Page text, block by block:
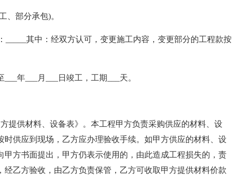
、部分承包)。
_____其中：经双方认可，变更施工内容，变更部分的工程款按
年___月___日竣工，工期___天。
提供材料、设备表》。本工程甲方负责采购供应的材料、设
供应到现场，乙方应办理验收手续。如甲方供应的材料、设
方书面提出，甲方仍表示使用的，由此造成工程损失的，责
乙方验收，由乙方负责保管，乙方可收取甲方提供材料价款